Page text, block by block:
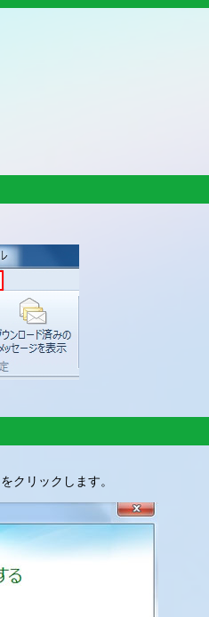
をクリックします。